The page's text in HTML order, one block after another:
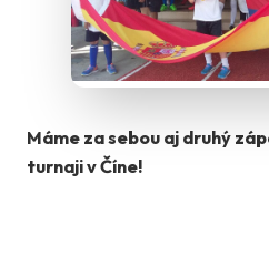
Máme za sebou aj druhý
turnaji v Číne!